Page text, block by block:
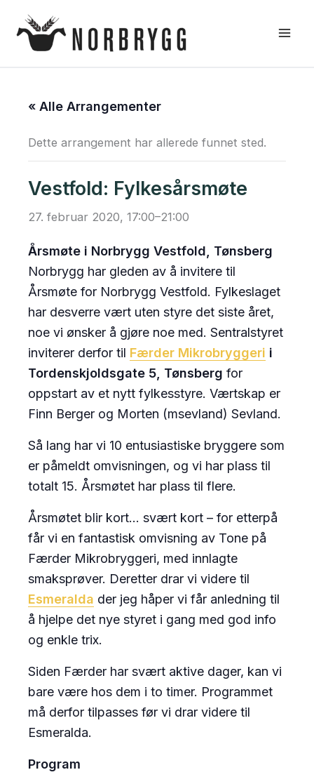
rett
« Alle Arrangementer
Dette arrangement har allerede funnet sted.
Vestfold: Fylkesårsmøte
27. februar 2020, 17:00–21:00
Årsmøte i Norbrygg Vestfold, Tønsberg
Norbrygg har gleden av å invitere til
Årsmøte for Norbrygg Vestfold. Fylkeslaget
har desverre vært uten styre det siste året,
noe vi ønsker å gjøre noe med. Sentralstyret
inviterer derfor til Færder Mikrobryggeri i
Tordenskjoldsgate 5, Tønsberg for
oppstart av et nytt fylkesstyre. Værtskap er
Finn Berger og Morten (msevland) Sevland.
Så lang har vi 10 entusiastiske bryggere som
er påmeldt omvisningen, og vi har plass til
totalt 15. Årsmøtet har plass til flere.
Årsmøtet blir kort… svært kort – for etterpå
får vi en fantastisk omvisning av Tone på
Færder Mikrobryggeri, med innlagte
smaksprøver. Deretter drar vi videre til
Esmeralda der jeg håper vi får anledning til
å hjelpe det nye styret i gang med god info
og enkle trix.
Siden Færder har svært aktive dager, kan vi
bare være hos dem i to timer. Programmet
må derfor tilpasses før vi drar videre til
Esmeralda.
Program